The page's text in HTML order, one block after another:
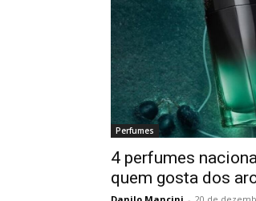
Perfumes
4 perfumes
quem gosta dos